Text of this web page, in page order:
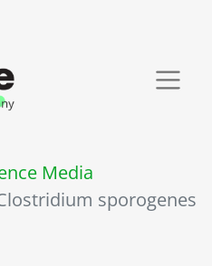
Media
sporogenes